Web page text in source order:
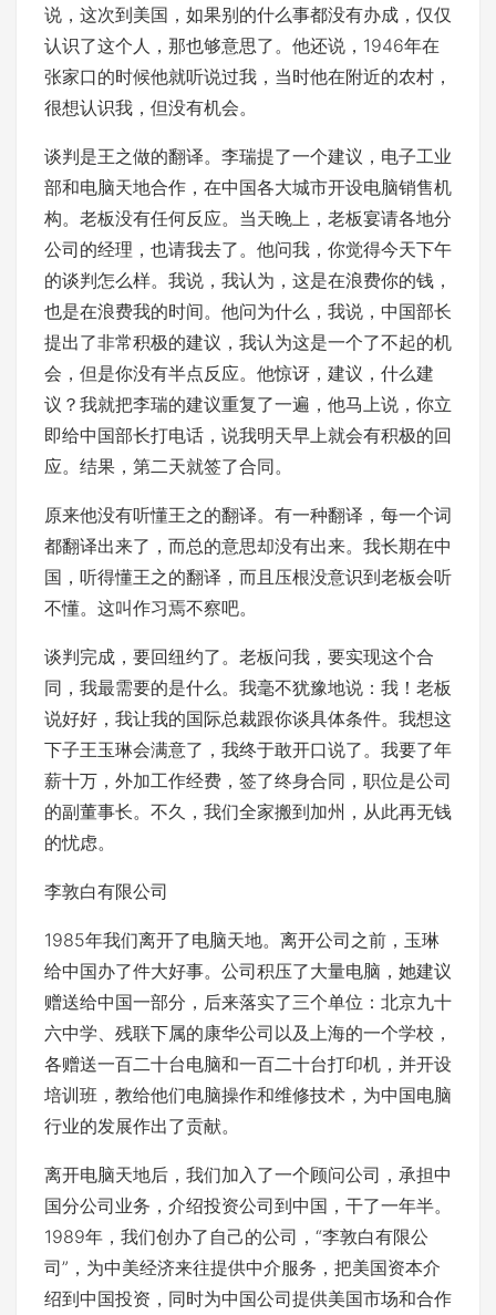
说，这次到美国，如果别的什么事都没有办成，仅仅
认识了这个人，那也够意思了。他还说，1946年在
张家口的时候他就听说过我，当时他在附近的农村，
很想认识我，但没有机会。
谈判是王之做的翻译。李瑞提了一个建议，电子工业
部和电脑天地合作，在中国各大城市开设电脑销售机
构。老板没有任何反应。当天晚上，老板宴请各地分
公司的经理，也请我去了。他问我，你觉得今天下午
的谈判怎么样。我说，我认为，这是在浪费你的钱，
也是在浪费我的时间。他问为什么，我说，中国部长
提出了非常积极的建议，我认为这是一个了不起的机
会，但是你没有半点反应。他惊讶，建议，什么建
议？我就把李瑞的建议重复了一遍，他马上说，你立
即给中国部长打电话，说我明天早上就会有积极的回
应。结果，第二天就签了合同。
原来他没有听懂王之的翻译。有一种翻译，每一个词
都翻译出来了，而总的意思却没有出来。我长期在中
国，听得懂王之的翻译，而且压根没意识到老板会听
不懂。这叫作习焉不察吧。
谈判完成，要回纽约了。老板问我，要实现这个合
同，我最需要的是什么。我毫不犹豫地说：我！老板
说好好，我让我的国际总裁跟你谈具体条件。我想这
下子王玉琳会满意了，我终于敢开口说了。我要了年
薪十万，外加工作经费，签了终身合同，职位是公司
的副董事长。不久，我们全家搬到加州，从此再无钱
的忧虑。
李敦白有限公司
1985年我们离开了电脑天地。离开公司之前，玉琳
给中国办了件大好事。公司积压了大量电脑，她建议
赠送给中国一部分，后来落实了三个单位：北京九十
六中学、残联下属的康华公司以及上海的一个学校，
各赠送一百二十台电脑和一百二十台打印机，并开设
培训班，教给他们电脑操作和维修技术，为中国电脑
行业的发展作出了贡献。
离开电脑天地后，我们加入了一个顾问公司，承担中
国分公司业务，介绍投资公司到中国，干了一年半。
1989年，我们创办了自己的公司，“李敦白有限公
司”，为中美经济来往提供中介服务，把美国资本介
绍到中国投资，同时为中国公司提供美国市场和合作